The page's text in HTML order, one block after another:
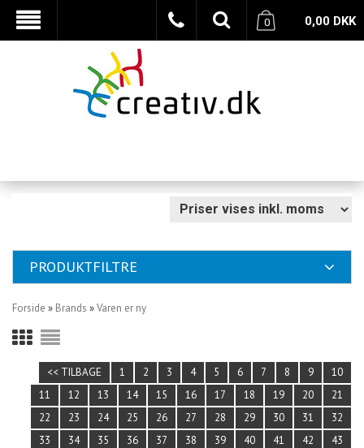
0,00 DKK
0
PRODUKTFILTRE
Forside » Brands »Varen er ny
<< TILBAGE 1 2 3 4 5 6 7 8 9
10
11
12 13 14 15 16 17 18 19 20
21
22
23 24 25 26 27 28 29 30 31
32
33
34 35 36 37 38 39 40 41 42
43